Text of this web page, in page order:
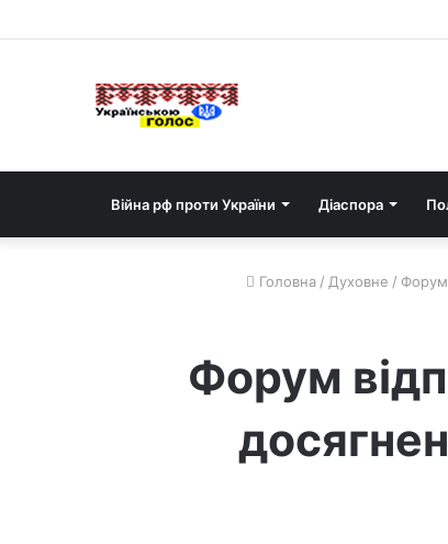
Війна рф проти України Діаспора
Головна / Духовне / Форум
Форум